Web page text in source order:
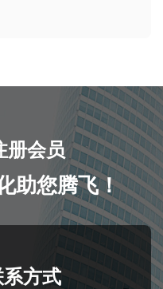
册会员
助您腾飞！
方式